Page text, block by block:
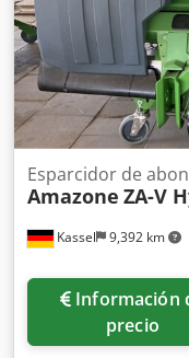
Kassel 9,392 km
Esparcidor de
Amazone ZA-V
Información de
precio